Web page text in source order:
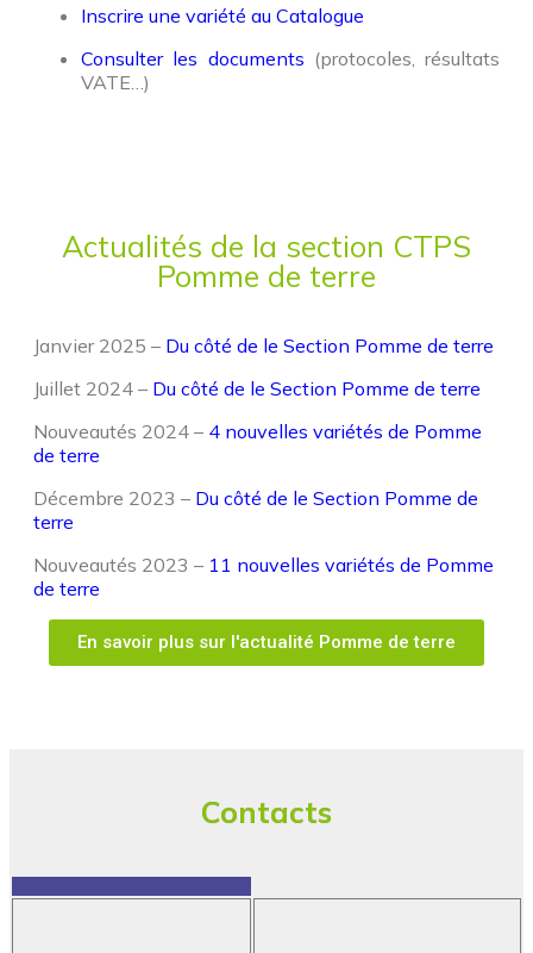
Inscrire une variété au Catalogue
Consulter les documents (protocoles, résultats
VATE…)
Actualités de la section CTPS
Pomme de terre
Janvier 2025 – Du côté de le Section Pomme de terre
Juillet 2024 – Du côté de le Section Pomme de terre
Nouveautés 2024 – 4 nouvelles variétés de Pomme
de terre
Décembre 2023 – Du côté de le Section Pomme de
terre
Nouveautés 2023 – 11 nouvelles variétés de Pomme
de terre
En savoir plus sur l'actualité Pomme de terre
Contacts